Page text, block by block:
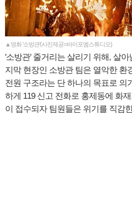
▲영화 '소방관'(사진제공=바이포엠스튜디오)
'소방관' 줄거리는 살리기 위해, 살
지막 현장인 소방관 팀은 열악한 환
전원 구조라는 단 하나의 목표로 의
하게 119 신고 전화로 홍제동에 화
이 접수되자 팀원들은 위기를 직감